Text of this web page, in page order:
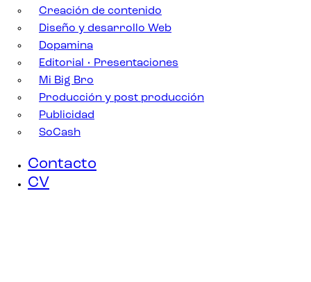
Creación de contenido
Diseño y desarrollo Web
Dopamina
Editorial • Presentaciones
Mi Big Bro
Producción y post producción
Publicidad
SoCash
Contacto
CV